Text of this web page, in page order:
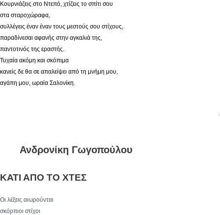
Κουρνιάζεις στο Ντεπό, χτίζεις το σπίτι σου
στα σταροχώραφα,
συλλέγεις έναν έναν τους μεστούς σου στίχους,
παραδίνεσαι αφανής στην αγκαλιά της,
παντοτινός της εραστής.
Τυχαία ακόμη και σκόπιμα
κανείς δε θα σε απαλείψει από τη μνήμη μου,
αγάπη μου, ωραία Σαλονίκη.
.
Ανδρονίκη Γωγοπούλου
ΚΑΤΙ ΑΠΟ ΤΟ ΧΤΕΣ
Οι λέξεις αιωρούνται
σκόρπιοι στίχοι